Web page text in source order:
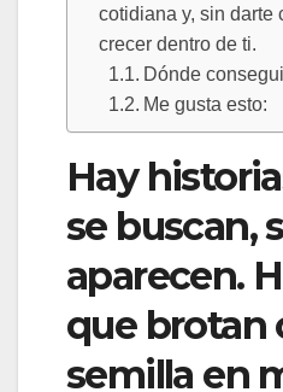
cotidiana y, sin darte
crecer dentro de ti.
Dónde
Me gusta esto:
Hay
se buscan,
aparecen.
que brotan
semilla en